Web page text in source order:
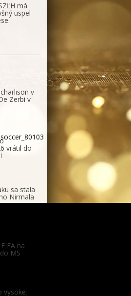
má
uspel
v
Zerbi v
vrátil do
sa stala
Nirmala
na
MS
vysokej